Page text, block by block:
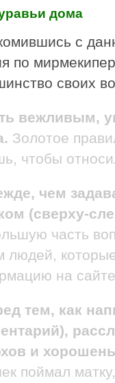
дома
с
по
своих
вежливым,
Золотое
чтобы
чем
(сверху-
часть
людей,
на
тем, как
и
поймал